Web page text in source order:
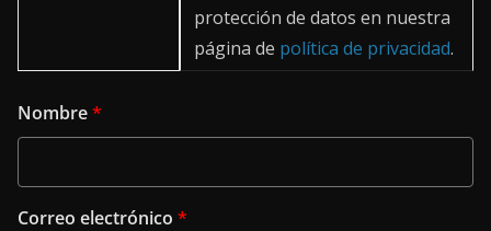
protección de datos en nuestra
página de política de privacidad.
Nombre*
Correo electrónico *